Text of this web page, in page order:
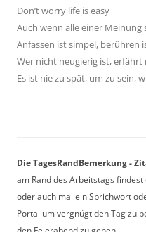
Don’t worry life is easy
Auch wenn alle einer
Anfassen ist simpel, berühren
Wer nicht neugierig ist, erfährt
Es ist nie zu spät, um zu sein,
Die TagesRandBemerkung -
am Rand des Arbeitstags
oder auch mal ein Sprichwort
Portal um vergnügt den Tag zu